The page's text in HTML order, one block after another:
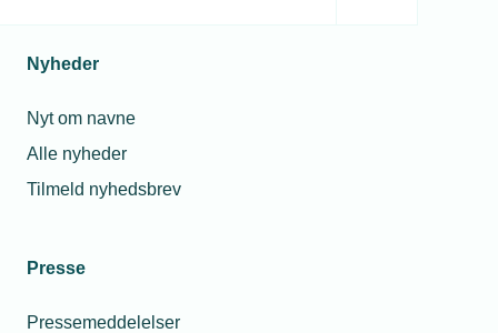
Nyheder
Nyt om navne
Alle nyheder
Tilmeld nyhedsbrev
Presse
Pressemeddelelser
Afløbs- eller kloakinstallation
Byggesagsdokumentation
Gasinstallation
Vandinstallation